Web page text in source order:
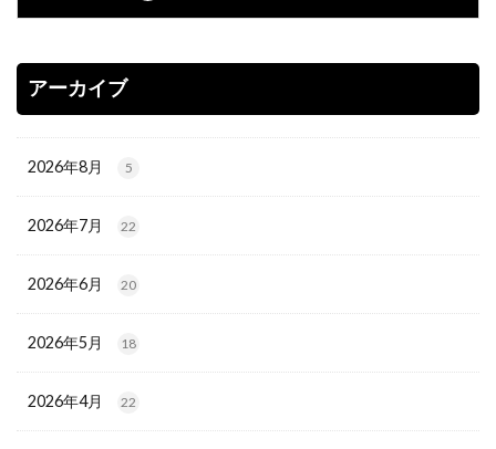
アーカイブ
2026年8月 5
2026年7月 22
2026年6月 20
2026年5月 18
2026年4月 22